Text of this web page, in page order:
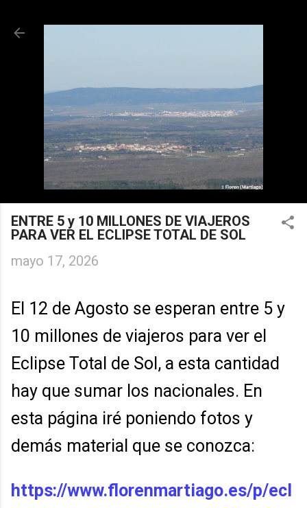
ENTRE 5 y 10 MILLONES DE VIAJEROS
PARA VER EL ECLIPSE TOTAL DE SOL
mayo 17, 2026
El 12 de Agosto se esperan entre 5 y
10 millones de viajeros para ver el
Eclipse Total de Sol, a esta cantidad
hay que sumar los nacionales. En
esta página iré poniendo fotos y
demás material que se conozca:
https://www.florenmartiago.es/p/ecl